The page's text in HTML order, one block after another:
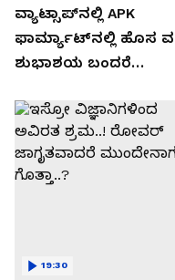
ವ್ಯಾಟ್ಸಾಪ್‌ನಲ್ಲಿ APK
ಫಾರ್ಮ್ಯಾಟ್‌ನಲ್ಲಿ ಹೊಸ
ಶುಭಾಶಯ ಬಂದರೆ
19:30